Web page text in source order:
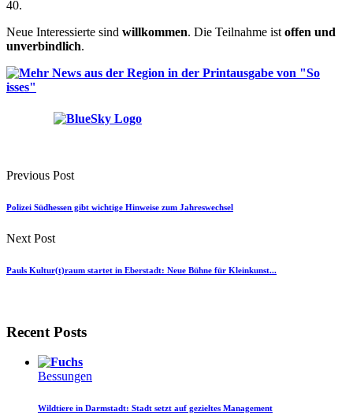
40.
Neue Interessierte sind willkommen. Die Teilnahme ist offen und
unverbindlich.
Previous Post
Polizei Südhessen gibt wichtige Hinweise zum Jahreswechsel
Next Post
Pauls Kultur(t)raum startet in Eberstadt: Neue Bühne für Kleinkunst...
Recent Posts
Bessungen
Wildtiere in Darmstadt: Stadt setzt auf gezieltes Management